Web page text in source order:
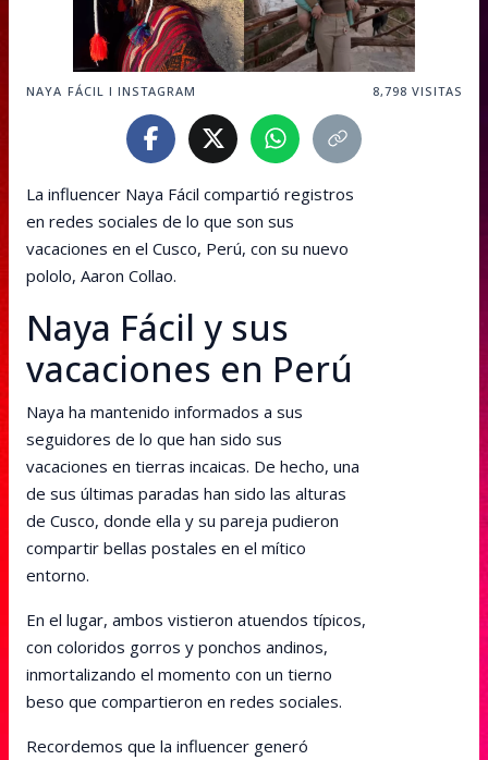
NAYA FÁCIL I INSTAGRAM 8,798 VISITAS
La influencer Naya Fácil compartió registros
en redes sociales de lo que son sus
vacaciones en el Cusco, Perú, con su nuevo
pololo, Aaron Collao.
Naya Fácil y sus
vacaciones en Perú
Naya ha mantenido informados a sus
seguidores de lo que han sido sus
vacaciones en tierras incaicas. De hecho, una
de sus últimas paradas han sido las alturas
de Cusco, donde ella y su pareja pudieron
compartir bellas postales en el mítico
entorno.
En el lugar, ambos vistieron atuendos típicos,
con coloridos gorros y ponchos andinos,
inmortalizando el momento con un tierno
beso que compartieron en redes sociales.
Recordemos que la influencer generó